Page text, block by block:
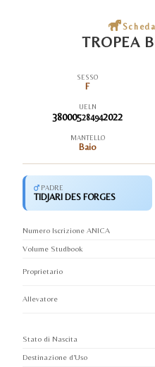
TROPEA
SESSO
F
UELN
380005284942022
MANTELLO
Baio
PADRE
TIDJARI DES FORGES
Numero Iscrizione ANICA
Volume Studbook
Proprietario
Allevatore
Stato di Nascita
Destinazione d'Uso